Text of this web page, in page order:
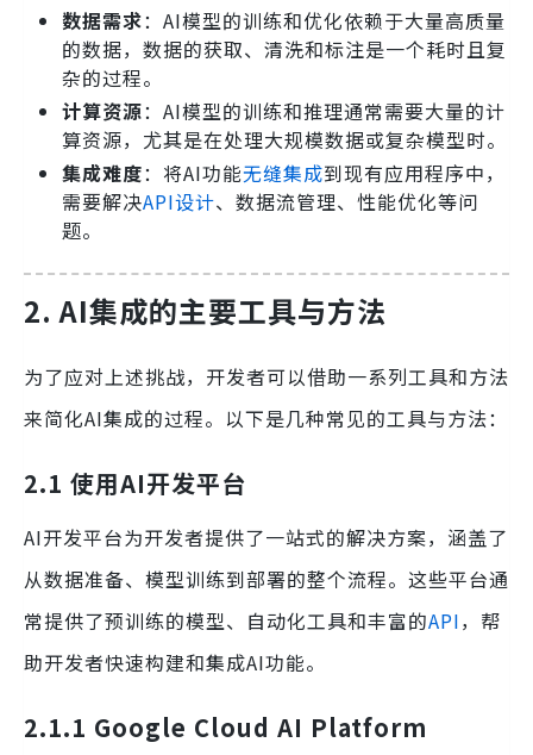
数据需求：AI模型的训练和优化依赖于大量高质量
的数据，数据的获取、清洗和标注是一个耗时且复
杂的过程。
计算资源：AI模型的训练和推理通常需要大量的计
算资源，尤其是在处理大规模数据或复杂模型时。
集成难度：将AI功能无缝集成到现有应用程序中，
需要解决API设计、数据流管理、性能优化等问
题。
2. AI集成的主要工具与方法
为了应对上述挑战，开发者可以借助一系列工具和方法
来简化AI集成的过程。以下是几种常见的工具与方法：
2.1 使用AI开发平台
AI开发平台为开发者提供了一站式的解决方案，涵盖了
从数据准备、模型训练到部署的整个流程。这些平台通
常提供了预训练的模型、自动化工具和丰富的API，帮
助开发者快速构建和集成AI功能。
2.1.1 Google Cloud AI Platform